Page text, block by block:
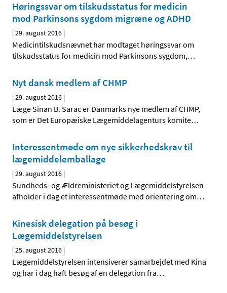
Høringssvar om tilskudsstatus for medicin
mod Parkinsons sygdom migræne og ADHD
|29. august 2016 |
Medicintilskudsnævnet har modtaget høringssvar om
tilskudsstatus for medicin mod Parkinsons sygdom,…
Nyt dansk medlem af CHMP
|29. august 2016 |
Læge Sinan B. Sarac er Danmarks nye medlem af CHMP,
som er Det Europæiske Lægemiddelagenturs komite…
Interessentmøde om nye sikkerhedskrav til
lægemiddelemballage
|29. august 2016 |
Sundheds- og Ældreministeriet og Lægemiddelstyrelsen
afholder i dag et interessentmøde med orientering om…
Kinesisk delegation på besøg i
Lægemiddelstyrelsen
|25. august 2016 |
Lægemiddelstyrelsen intensiverer samarbejdet med Kina
og har i dag haft besøg af en delegation fra…